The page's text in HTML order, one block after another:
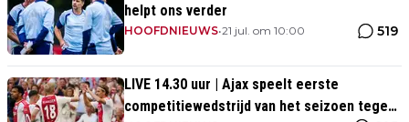
helpt ons verder
HOOFDNIEUWS•21 jul. om 10:00 519
LIVE 14.30 uur | Ajax speelt eerste
competitiewedstrijd van het seizoen tegen